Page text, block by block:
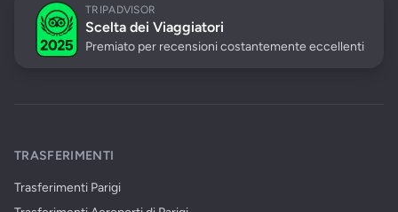
TRIPADVISOR
Scelta dei Viaggiatori
Premiato per recensioni costantemente eccellenti
TRASFERIMENTI
Trasferimenti Parigi